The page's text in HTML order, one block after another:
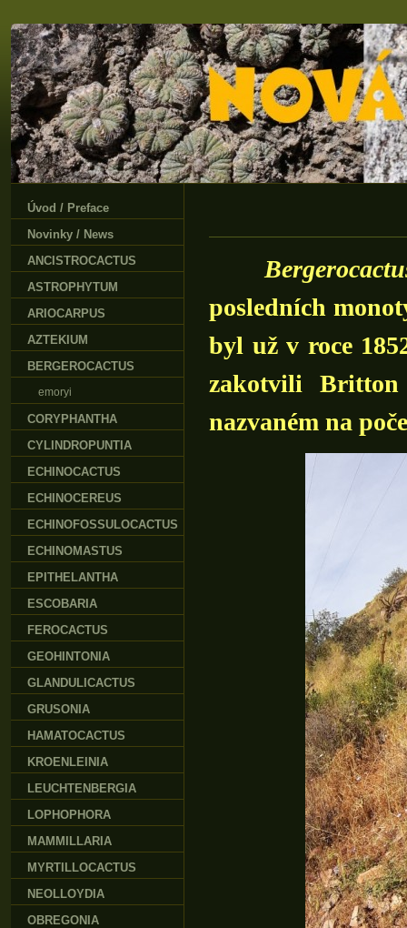
posledních
byl už v roce
zakotvili
nazvaném na
Úvod / Preface
Novinky / News
ANCISTROCACTUS
ASTROPHYTUM
ARIOCARPUS
AZTEKIUM
BERGEROCACTUS
emoryi
CORYPHANTHA
CYLINDROPUNTIA
ECHINOCACTUS
ECHINOCEREUS
ECHINOFOSSULOCACTUS
ECHINOMASTUS
EPITHELANTHA
ESCOBARIA
FEROCACTUS
GEOHINTONIA
GLANDULICACTUS
GRUSONIA
HAMATOCACTUS
KROENLEINIA
LEUCHTENBERGIA
LOPHOPHORA
MAMMILLARIA
MYRTILLOCACTUS
NEOLLOYDIA
OBREGONIA